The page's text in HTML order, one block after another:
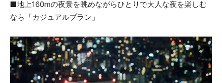
■地上160mの夜景を眺めながらひとりで大人な夜を楽しむ
なら「カジュアルプラン」